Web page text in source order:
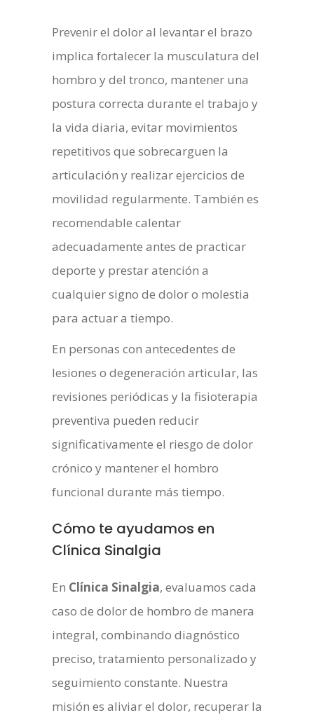
Prevenir el dolor al levantar el brazo
implica fortalecer la musculatura del
hombro y del tronco, mantener una
postura correcta durante el trabajo y
la vida diaria, evitar movimientos
repetitivos que sobrecarguen la
articulación y realizar ejercicios de
movilidad regularmente. También es
recomendable calentar
adecuadamente antes de practicar
deporte y prestar atención a
cualquier signo de dolor o molestia
para actuar a tiempo.
En personas con antecedentes de
lesiones o degeneración articular, las
revisiones periódicas y la fisioterapia
preventiva pueden reducir
significativamente el riesgo de dolor
crónico y mantener el hombro
funcional durante más tiempo.
Cómo te ayudamos en
Clínica Sinalgia
En Clínica Sinalgia, evaluamos cada
caso de dolor de hombro de manera
integral, combinando diagnóstico
preciso, tratamiento personalizado y
seguimiento constante. Nuestra
misión es aliviar el dolor, recuperar la